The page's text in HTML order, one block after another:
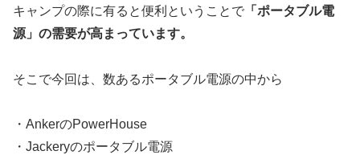
キャンプの際に有ると便利ということで 「ポータブル電
源」の需要が高まっています。
そこで今回は、数あるポータブル電源の中から
・AnkerのPowerHouse
・Jackeryのポータブル電源